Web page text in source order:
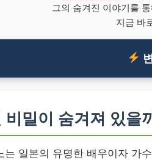
그의 숨겨진 이야기를
지금 바
비밀이 숨겨져 있을
는 일본의 유명한 배우이자 가